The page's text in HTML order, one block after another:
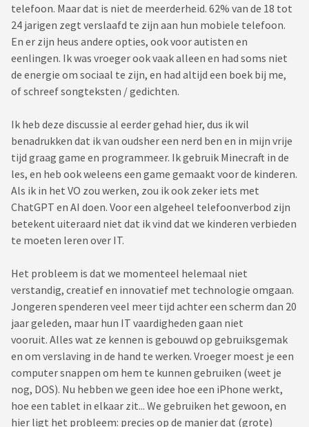
telefoon. Maar dat is niet de meerderheid. 62% van de 18 tot
24 jarigen zegt verslaafd te zijn aan hun mobiele telefoon.
En er zijn heus andere opties, ook voor autisten en
eenlingen. Ik was vroeger ook vaak alleen en had soms niet
de energie om sociaal te zijn, en had altijd een boek bij me,
of schreef songteksten / gedichten.
Ik heb deze discussie al eerder gehad hier, dus ik wil
benadrukken dat ik van oudsher een nerd ben en in mijn vrije
tijd graag game en programmeer. Ik gebruik Minecraft in de
les, en heb ook weleens een game gemaakt voor de kinderen.
Als ik in het VO zou werken, zou ik ook zeker iets met
ChatGPT en AI doen. Voor een algeheel telefoonverbod zijn
betekent uiteraard niet dat ik vind dat we kinderen verbieden
te moeten leren over IT.
Het probleem is dat we momenteel helemaal niet
verstandig, creatief en innovatief met technologie omgaan.
Jongeren spenderen veel meer tijd achter een scherm dan 20
jaar geleden, maar hun IT vaardigheden gaan niet
vooruit. Alles wat ze kennen is gebouwd op gebruiksgemak
en om verslaving in de hand te werken. Vroeger moest je een
computer snappen om hem te kunnen gebruiken (weet je
nog, DOS). Nu hebben we geen idee hoe een iPhone werkt,
hoe een tablet in elkaar zit... We gebruiken het gewoon, en
hier ligt het probleem: precies op de manier dat (grote)